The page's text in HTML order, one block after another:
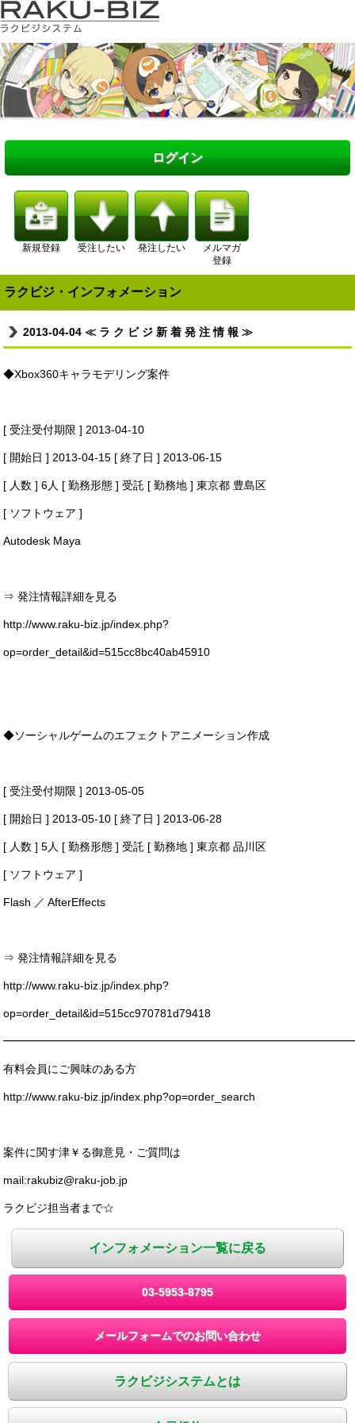
ログイン
新規登録 受注したい 発注したい
メルマガ
登録
ラクビジ・インフォメーション
2013-04-04 ≪ ラ ク ビ ジ 新 着 発 注 情 報 ≫
◆Xbox360キャラモデリング案件
[ 受注受付期限 ] 2013-04-10
[ 開始日 ] 2013-04-15 [ 終了日 ] 2013-06-15
[ 人数 ] 6人 [ 勤務形態 ] 受託 [ 勤務地 ] 東京都 豊島区
[ ソフトウェア ]
Autodesk Maya
⇒ 発注情報詳細を見る
http://www.raku-biz.jp/index.php?
op=order_detail&id=515cc8bc40ab45910
◆ソーシャルゲームのエフェクトアニメーション作成
[ 受注受付期限 ] 2013-05-05
[ 開始日 ] 2013-05-10 [ 終了日 ] 2013-06-28
[ 人数 ] 5人 [ 勤務形態 ] 受託 [ 勤務地 ] 東京都 品川区
[ ソフトウェア ]
Flash ／ AfterEffects
⇒ 発注情報詳細を見る
http://www.raku-biz.jp/index.php?
op=order_detail&id=515cc970781d79418
有料会員にご興味のある方
http://www.raku-biz.jp/index.php?op=order_search
案件に関す津￥る御意見・ご質問は
mail:rakubiz@raku-job.jp
ラクビジ担当者まで☆
インフォメーション一覧に戻る
03-5953-8795
メールフォームでのお問い合わせ
ラクビジシステムとは